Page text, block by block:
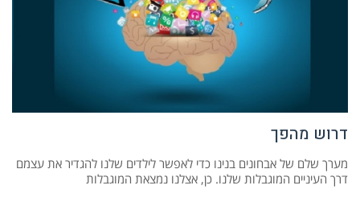
דרוש מהפך
מערך שלם של אבחונים בנינו כדי לאפשר לילדים שלנו להגדיר את עצמם
דרך העיניים המוגבלות שלנו. כן, אצלנו נמצאת המוגבלות